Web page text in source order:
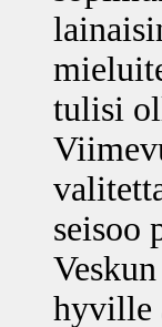
tulisi
seisoo
hyville